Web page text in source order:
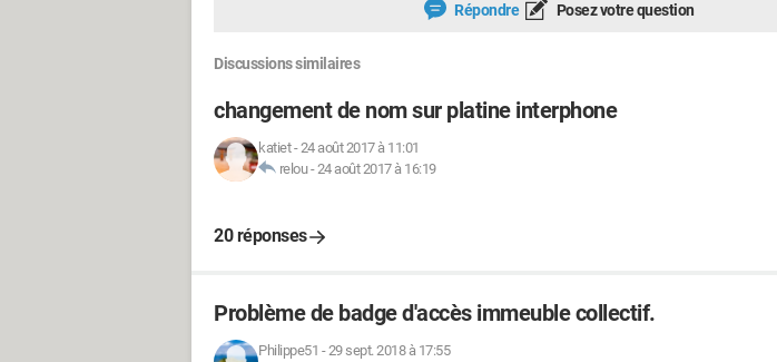
Répondre Posez votre question
Discussions similaires
changement de nom sur platine interphone
katiet-24 août 2017 à 11:01
relou-24 août 2017 à 16:19
20 réponses
Problème de badge d'accès immeuble collectif.
Philippe51 -29 sept. 2018 à 17:55